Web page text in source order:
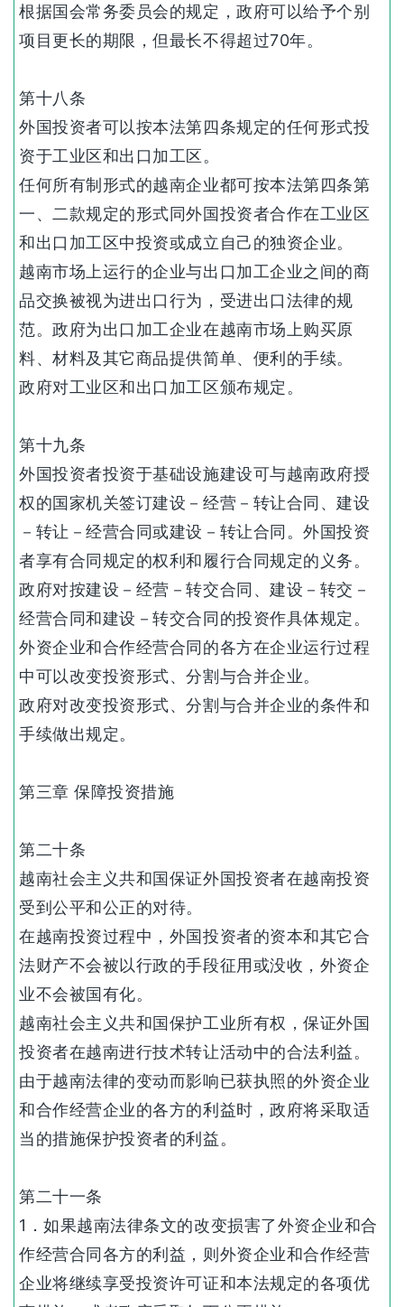
根据国会常务委员会的规定，政府可以给予个别
项目更长的期限，但最长不得超过70年。
第十八条
外国投资者可以按本法第四条规定的任何形式投
资于工业区和出口加工区。
任何所有制形式的越南企业都可按本法第四条第
一、二款规定的形式同外国投资者合作在工业区
和出口加工区中投资或成立自己的独资企业。
越南市场上运行的企业与出口加工企业之间的商
品交换被视为进出口行为，受进出口法律的规
范。政府为出口加工企业在越南市场上购买原
料、材料及其它商品提供简单、便利的手续。
政府对工业区和出口加工区颁布规定。
第十九条
外国投资者投资于基础设施建设可与越南政府授
权的国家机关签订建设－经营－转让合同、建设
－转让－经营合同或建设－转让合同。外国投资
者享有合同规定的权利和履行合同规定的义务。
政府对按建设－经营－转交合同、建设－转交－
经营合同和建设－转交合同的投资作具体规定。
外资企业和合作经营合同的各方在企业运行过程
中可以改变投资形式、分割与合并企业。
政府对改变投资形式、分割与合并企业的条件和
手续做出规定。
第三章 保障投资措施
第二十条
越南社会主义共和国保证外国投资者在越南投资
受到公平和公正的对待。
在越南投资过程中，外国投资者的资本和其它合
法财产不会被以行政的手段征用或没收，外资企
业不会被国有化。
越南社会主义共和国保护工业所有权，保证外国
投资者在越南进行技术转让活动中的合法利益。
由于越南法律的变动而影响已获执照的外资企业
和合作经营企业的各方的利益时，政府将采取适
当的措施保护投资者的利益。
第二十一条
1．如果越南法律条文的改变损害了外资企业和合
作经营合同各方的利益，则外资企业和合作经营
企业将继续享受投资许可证和本法规定的各项优